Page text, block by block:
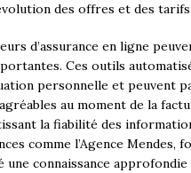
des offres et des
d’assurance en ligne
Ces outils
personnelle et peuvent
au moment de la
la fiabilité des
comme l’Agence Mendes,
une connaissance